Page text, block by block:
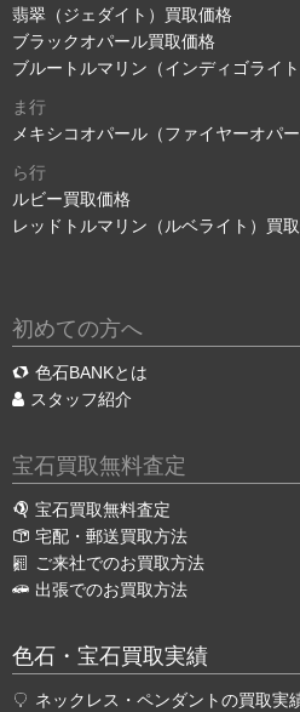
翡翠（ジェダイト）買取価格
ブラックオパール買取価格
ブルートルマリン（インディゴライ
ま行
メキシコオパール（ファイヤーオパ
ら行
ルビー買取価格
レッドトルマリン（ルベライト）買
初めての方へ
色石BANKとは
スタッフ紹介
宝石買取無料査定
宝石買取無料査定
宅配・郵送買取方法
ご来社でのお買取方法
出張でのお買取方法
色石・宝石買取実績
ネックレス・ペンダントの買取実